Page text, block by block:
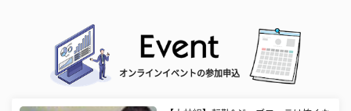
オンラインイベントの参加申込